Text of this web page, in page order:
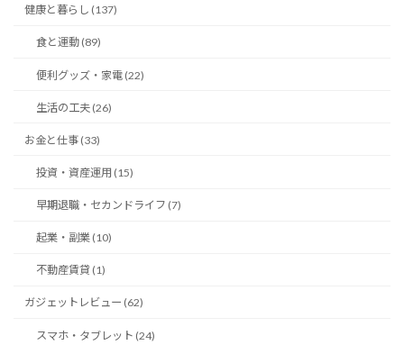
健康と暮らし (137)
食と運動 (89)
便利グッズ・家電 (22)
生活の工夫 (26)
お金と仕事 (33)
投資・資産運用 (15)
早期退職・セカンドライフ (7)
起業・副業 (10)
不動産賃貸 (1)
ガジェットレビュー (62)
スマホ・タブレット (24)